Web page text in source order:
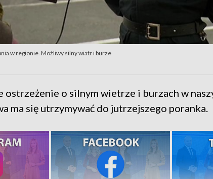
w regionie. Możliwy silny wiatr i burze
ostrzeżenie o silnym wietrze i burzach w
ma się utrzymywać do jutrzejszego poranka.